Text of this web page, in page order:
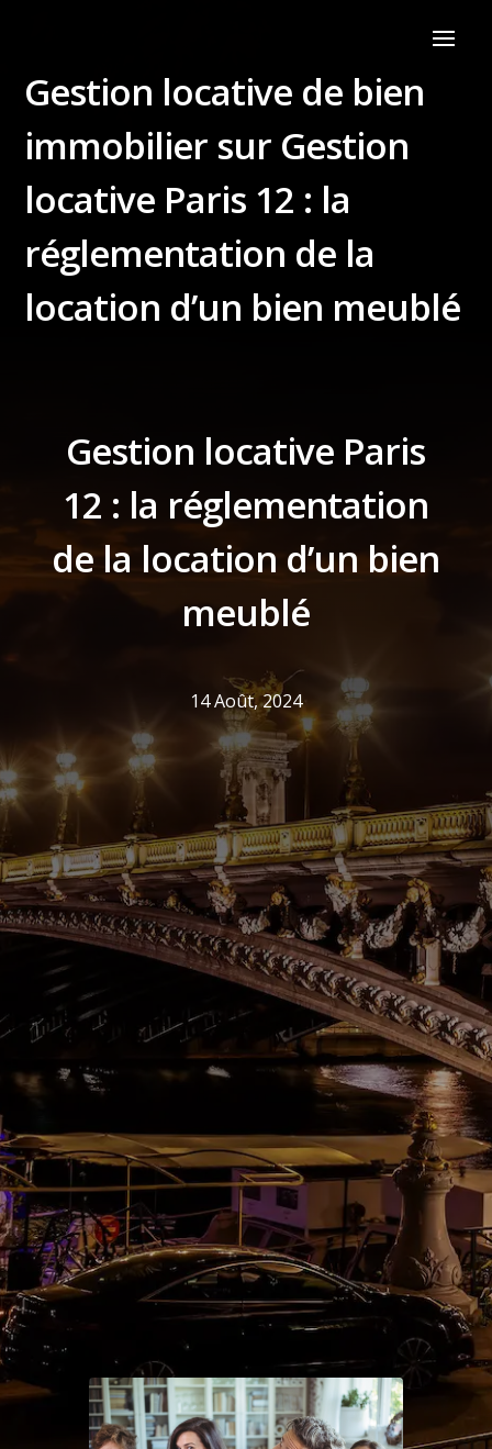
Gestion locative de bien
immobilier sur Gestion
locative Paris 12 : la
réglementation de la
location d’un bien meublé
Gestion locative Paris
12 : la réglementation
de la location d’un bien
meublé
14 Août, 2024